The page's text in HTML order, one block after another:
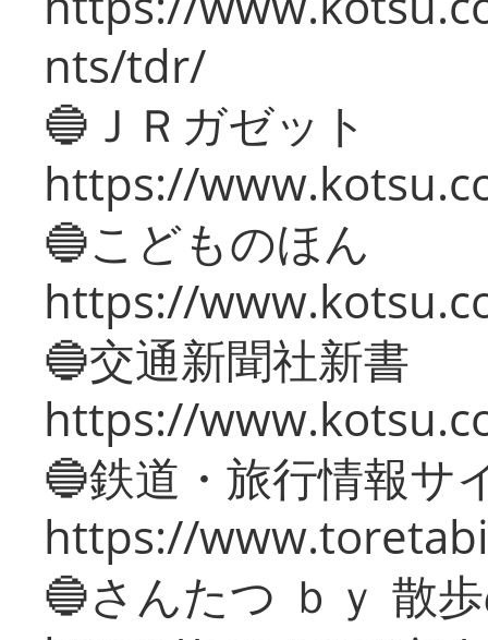
nts/tdr/
🔵ＪＲガゼット
https://
🔵こどものほん
https://
🔵交通新聞社新書
https://
🔵鉄道・旅行情報サ
https://
🔵さんたつ ｂｙ 散